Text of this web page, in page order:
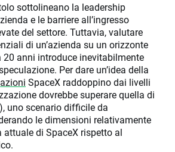
sottolineano la leadership
e le barriere all’ingresso
del settore. Tuttavia, valutare
di un’azienda su un orizzonte
anni introduce inevitabilmente
Per dare un’idea della
azioni SpaceX raddoppino dai livelli
dovrebbe superare quella di
uno scenario difficile da
le dimensioni relativamente
attuale di SpaceX rispetto al